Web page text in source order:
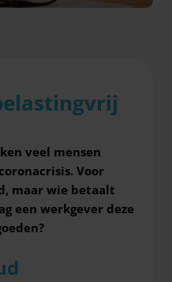
veel mensen
Voor
maar wie betaalt
een werkgever deze